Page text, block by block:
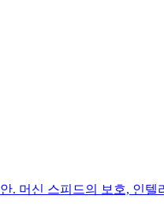
. 머신 스피드의 보호, 인텔